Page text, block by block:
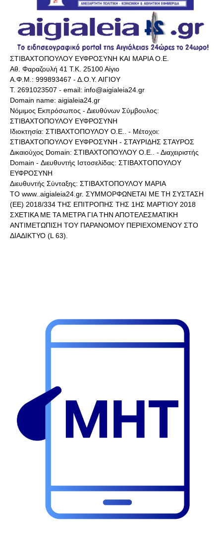
ΣΤΙΒΑΧΤΟΠΟΥΛΟΥ ΕΥΦΡΟΣΥΝΗ ΚΑΙ ΜΑΡΙΑ Ο.Ε.
Αθ. Φαραζουλή 41 Τ.Κ. 25100 Αίγιο
Α.Φ.Μ.: 999893467 - Δ.Ο.Υ. ΑΙΓΙΟΥ
Τ. 2691023507 - email: info@aigialeia24.gr
Domain name: aigialeia24.gr
Νόμιμος Εκπρόσωπος - Διευθύνων Σύμβουλος:
ΣΤΙΒΑΧΤΟΠΟΥΛΟΥ ΕΥΦΡΟΣΥΝΗ
Ιδιοκτησία: ΣΤΙΒΑΧΤΟΠΟΥΛΟΥ Ο.Ε.. - Μέτοχοι:
ΣΤΙΒΑΧΤΟΠΟΥΛΟΥ ΕΥΦΡΟΣΥΝΗ - ΣΤΑΥΡΙΔΗΣ ΣΤΑΥΡΟΣ
Δικαιούχος Domain: ΣΤΙΒΑΧΤΟΠΟΥΛΟΥ Ο.Ε.. - Διαχειριστής
Domain - Διευθυντής Ιστοσελίδας: ΣΤΙΒΑΧΤΟΠΟΥΛΟΥ
ΕΥΦΡΟΣΥΝΗ
Διευθυντής Σύνταξης: ΣΤΙΒΑΧΤΟΠΟΥΛΟΥ ΜΑΡΙΑ
ΤΟ www..aigialeia24.gr. ΣΥΜΜΟΡΦΩΝΕΤΑΙ ΜΕ ΤΗ ΣΥΣΤΑΣΗ
(ΕΕ) 2018/334 ΤΗΣ ΕΠΙΤΡΟΠΗΣ ΤΗΣ 1ΗΣ ΜΑΡΤΙΟΥ 2018
ΣΧΕΤΙΚΑ ΜΕ ΤΑ ΜΕΤΡΑ ΓΙΑ ΤΗΝ ΑΠΟΤΕΛΕΣΜΑΤΙΚΗ
ΑΝΤΙΜΕΤΩΠΙΣΗ ΤΟΥ ΠΑΡΑΝΟΜΟΥ ΠΕΡΙΕΧΟΜΕΝΟΥ ΣΤΟ
ΔΙΑΔΙΚΤΥΟ (L 63).